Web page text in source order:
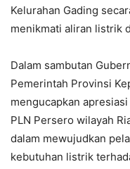
Kelurahan Gading
menikmati aliran listrik
Dalam sambutan
Pemerintah Provinsi
mengucapkan
PLN Persero wilayah
dalam mewujudkan
kebutuhan listrik